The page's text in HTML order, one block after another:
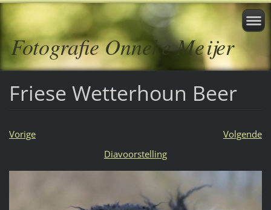
Fotografie Onneke Meijer
Friese Wetterhoun Beer
Vorige
Volgende
Diavoorstelling